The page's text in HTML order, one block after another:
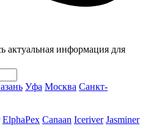
актуальная информация для
Уфа Москва Санкт-
ElphaPex Canaan Iceriver Jasminer